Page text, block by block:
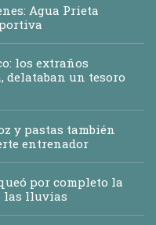
Agua Prieta
los extraños
delataban un tesoro
y pastas también
entrenador
por completo la
las lluvias